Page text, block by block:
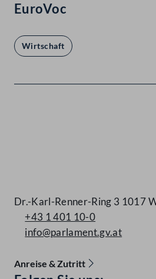
EuroVoc
Wirtschaft
Dr.-Karl-Renner-Ring 3 1017
+43 1 401 10-0
info@parlament.gv.at
Anreise & Zutritt